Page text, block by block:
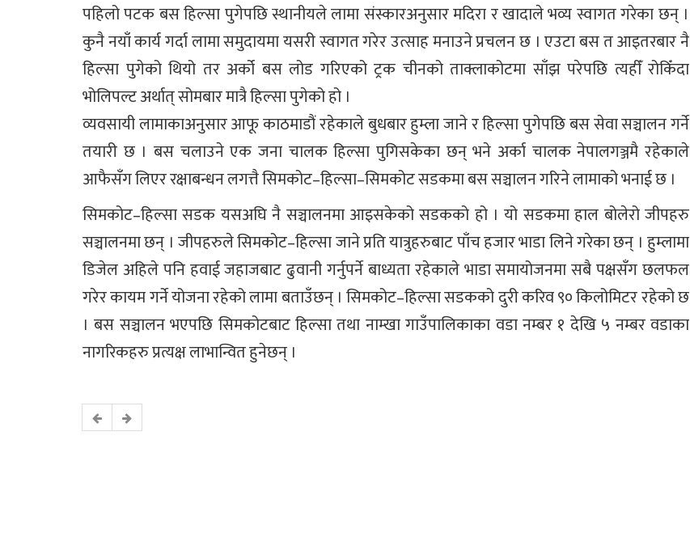
पहिलो पटक बस हिल्सा पुगेपछि स्थानीयले लामा संस्कारअनुसार मदिरा र खादाले भव्य स्वागत गरेका छन् ।
कुनै नयाँ कार्य गर्दा लामा समुदायमा यसरी स्वागत गरेर उत्साह मनाउने प्रचलन छ । एउटा बस त आइतरबार नै
हिल्सा पुगेको थियो तर अर्को बस लोड गरिएको ट्रक चीनको ताक्लाकोटमा साँझ परेपछि त्यहीँ रोकिँदा
भोलिपल्ट अर्थात् सोमबार मात्रै हिल्सा पुगेको हो ।
व्यवसायी लामाकाअनुसार आफू काठमाडौं रहेकाले बुधबार हुम्ला जाने र हिल्सा पुगेपछि बस सेवा सञ्चालन गर्ने
तयारी छ । बस चलाउने एक जना चालक हिल्सा पुगिसकेका छन् भने अर्का चालक नेपालगञ्जमै रहेकाले
आफैसँग लिएर रक्षाबन्धन लगत्तै सिमकोट–हिल्सा–सिमकोट सडकमा बस सञ्चालन गरिने लामाको भनाई छ ।
सिमकोट–हिल्सा सडक यसअघि नै सञ्चालनमा आइसकेको सडकको हो । यो सडकमा हाल बोलेरो जीपहरु
सञ्चालनमा छन् । जीपहरुले सिमकोट–हिल्सा जाने प्रति यात्रुहरुबाट पाँच हजार भाडा लिने गरेका छन् । हुम्लामा
डिजेल अहिले पनि हवाई जहाजबाट ढुवानी गर्नुपर्ने बाध्यता रहेकाले भाडा समायोजनमा सबै पक्षसँग छलफल
गरेर कायम गर्ने योजना रहेको लामा बताउँछन् । सिमकोट–हिल्सा सडकको दुरी करिव ९० किलोमिटर रहेको छ
। बस सञ्चालन भएपछि सिमकोटबाट हिल्सा तथा नाम्खा गाउँपालिकाका वडा नम्बर १ देखि ५ नम्बर वडाका
नागरिकहरु प्रत्यक्ष लाभान्वित हुनेछन् ।